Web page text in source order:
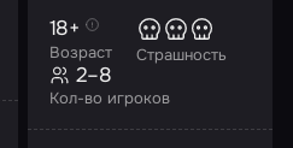
Возраст
18+
Страшность
Кол-во игроков
2–8